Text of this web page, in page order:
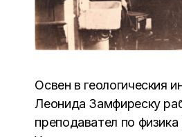
Освен в геологическия
Леонида Замфиреску
преподавател по физика